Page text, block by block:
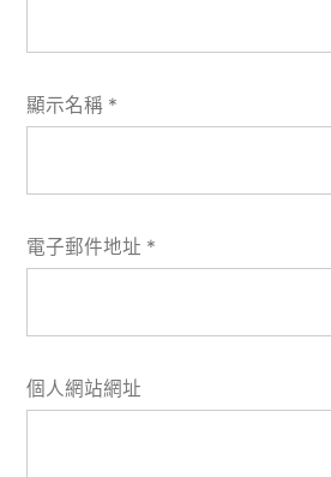
顯示名稱 *
電子郵件地址 *
個人網站網址